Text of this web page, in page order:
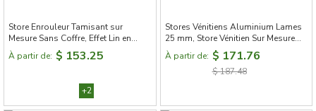
Store Enrouleur Tamisant sur
Mesure Sans Coffre, Effet Lin en
Polyester,6 Couleurs
À partir de: $ 153.25
+2
Stores Vénitiens Aluminium Lames
25 mm, Store Vénitien Sur Mesure
Sans Cordon
À partir de: $ 171.76
$ 187.48